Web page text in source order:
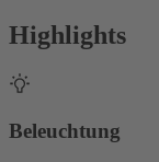
Highlights
Beleuchtung